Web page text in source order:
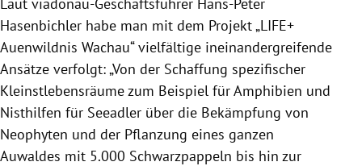
Hasenbichler habe man mit dem Projekt „LIFE+
Auenwildnis Wachau“ vielfältige ineinandergreifende
Ansätze verfolgt: „Von der Schaffung spezifischer
Kleinstlebensräume zum Beispiel für Amphibien und
Nisthilfen für Seeadler über die Bekämpfung von
Neophyten und der Pflanzung eines ganzen
Auwaldes mit 5.000 Schwarzpappeln bis hin zur